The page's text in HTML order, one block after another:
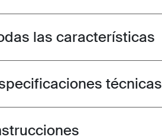
Toggle features
las características
Toggle techspec
técnicas
Toggle guides and instructions